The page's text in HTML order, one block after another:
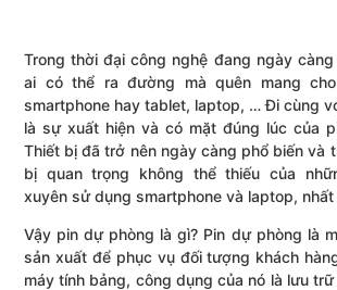
Trong thời đại công nghệ đang ngày
ai có thể ra đường mà quên mang
smartphone hay tablet, laptop, … Đi cùng
là sự xuất hiện và có mặt đúng lúc của
Thiết bị đã trở nên ngày càng phổ biến và
bị quan trọng không thể thiếu của
xuyên sử dụng smartphone và laptop, nhất
Vậy pin dự phòng là gì? Pin dự phòng là
sản xuất để phục vụ đối tượng khách
máy tính bảng, công dụng của nó là lưu